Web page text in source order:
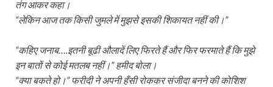
तंग आकर कहा।
“लेकिन आज तक किसी जुमले में मुझसे इसकी शिकायत नहीं की।”
“कहिए जनाब….इतनी बूढी औलादें लिए फिरते हैं और फिर फरमाते हैं कि मुझे
इन बातों से कोई मतलब नहीं।” हमीद बोला।
“क्या बकते हो।” फरीदी ने अपनी हँसी रोककर संजीदा बनने की कोशिश